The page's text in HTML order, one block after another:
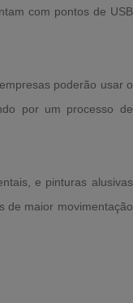
com pontos de USB
poderão usar o
por um processo de
e pinturas alusivas
de maior movimentação